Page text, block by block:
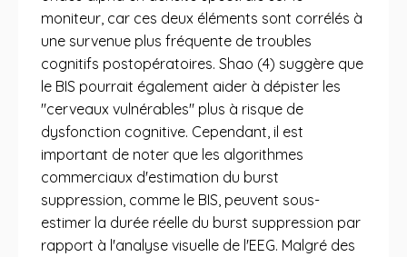
moniteur, car ces deux éléments sont corrélés à
une survenue plus fréquente de troubles
cognitifs postopératoires. Shao (4) suggère que
le BIS pourrait également aider à dépister les
"cerveaux vulnérables" plus à risque de
dysfonction cognitive. Cependant, il est
important de noter que les algorithmes
commerciaux d'estimation du burst
suppression, comme le BIS, peuvent sous-
estimer la durée réelle du burst suppression par
rapport à l'analyse visuelle de l'EEG. Malgré des